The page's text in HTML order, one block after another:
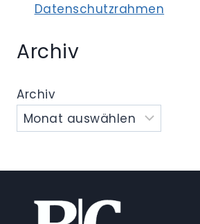
Datenschutzrahmen
Archiv
Archiv